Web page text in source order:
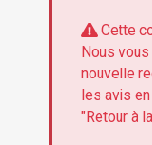
de toulon vieille
d'observation de
Cette
Nous
nouvelle
les avis
"Retour à